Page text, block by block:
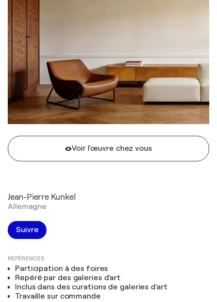
Voir l'œuvre chez vous
Jean-Pierre Kunkel
Allemagne
Suivre
RÉFÉRENCES
Participation à des foires
Repéré par des galeries d'art
Inclus dans des curations de galeries d'art
Travaille sur commande